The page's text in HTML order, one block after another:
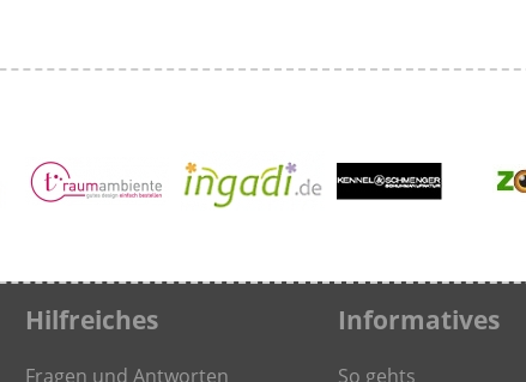
Hilfreiches
Fragen und Antworten
Informatives
So gehts